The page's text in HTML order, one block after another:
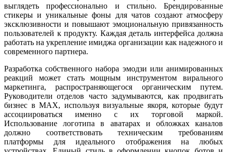
выглядеть профессионально и стильно. Брендированные
стикеры и уникальные фоны для чатов создают атмосферу
эксклюзивности и повышают эмоциональную привязанность
пользователей к продукту. Каждая деталь интерфейса должна
работать на укрепление имиджа организации как надежного и
современного партнера.
Разработка собственного набора эмодзи или анимированных
реакций может стать мощным инструментом вирального
маркетинга, распространяющегося органическим путем.
Руководители отделов часто задумываются, как продвигать
бизнес в MAX, используя визуальные якоря, которые будут
ассоциироваться именно с их торговой маркой.
Использование логотипа в аватарах и обложках каналов
должно соответствовать техническим требованиям
платформы для идеального отображения на любых